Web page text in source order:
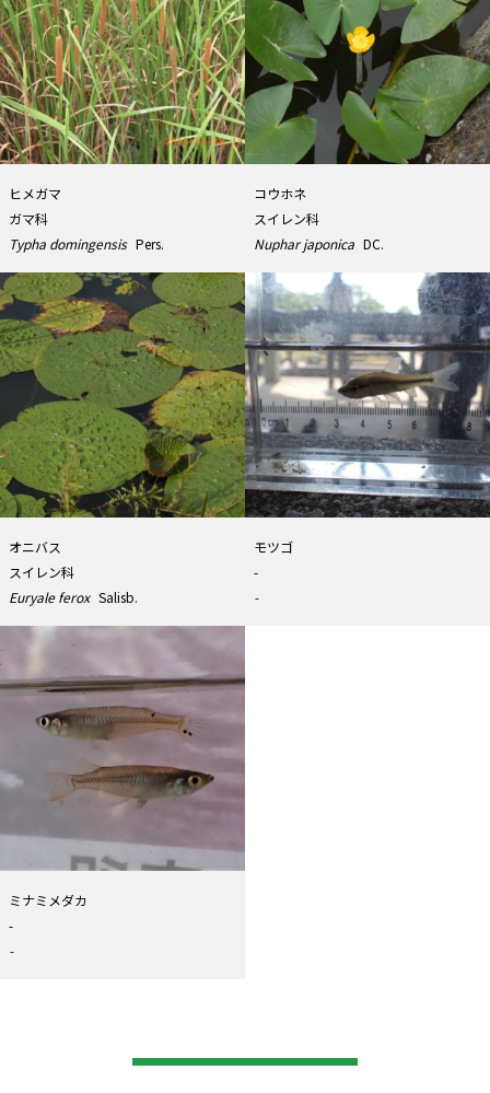
ヒメガマ
ガマ科
Typha domingensis Pers.
コウホネ
スイレン科
Nuphar japonica DC.
オニバス
スイレン科
Euryale ferox Salisb.
モツゴ
-
-
ミナミメダカ
-
-